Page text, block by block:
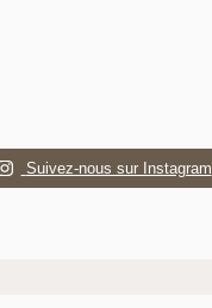
Suivez-nous sur Instagram